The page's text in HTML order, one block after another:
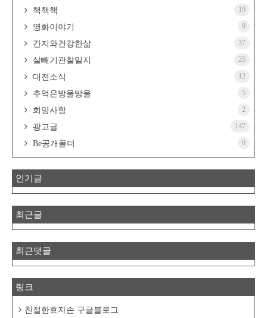
책책책 19
영화이야기 9
간지와건강한삶 37
살빼기관찰일지 25
대전소식 12
추억은방울방울 5
희망사항 2
광고글 147
Be공개폴더 0
인기글
최근글
최근댓글
링크
친절한효자손 구글블로그